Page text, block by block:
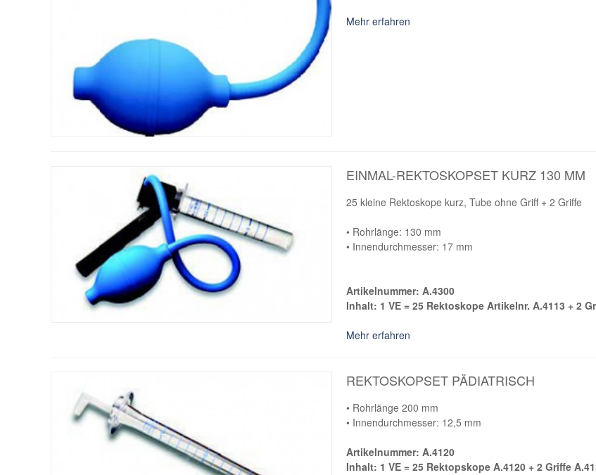
Mehr erfahren
EINMAL-REKTOSKOPSET KURZ 130 MM
25 kleine Rektoskope kurz, Tube ohne Griff + 2 Griffe
• Rohrlänge: 130 mm
• Innendurchmesser: 17 mm
Artikelnummer: A.4300
Inhalt: 1 VE = 25 Rektoskope Artikelnr. A.4113 + 2
Mehr erfahren
REKTOSKOPSET PÄDIATRISCH
• Rohrlänge 200 mm
• Innendurchmesser: 12,5 mm
Artikelnummer: A.4120
Inhalt: 1 VE = 25 Rektopskope A.4120 + 2 Griffe